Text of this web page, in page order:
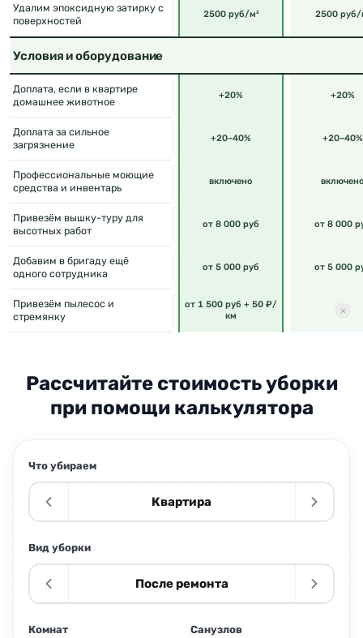
Удалим эпоксидную затирку с
поверхностей
2500 руб/м² 2500 руб/
Условия и оборудование
Доплата, если в квартире
домашнее животное
+20% +20%
Доплата за сильное
загрязнение
+20–40% +20–40%
Профессиональные моющие
средства и инвентарь
включено
Привезём вышку-туру для
высотных работ
от 8 000 руб от 8 000
Добавим в бригаду ещё
одного сотрудника
от 5 000 руб от 5 000
Привезём пылесос и
стремянку
от 1 500 руб + 50 ₽/
км
Рассчитайте стоимость уборки
при помощи калькулятора
Что убираем
Квартира
Вид уборки
После ремонта
Комнат Санузлов